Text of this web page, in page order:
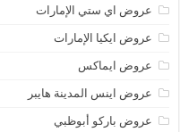
عروض اي ستي الإمارات
عروض ايكيا الإمارات
عروض ايماكس
عروض اينس المدينة هايبر
عروض باركو أبوظبي